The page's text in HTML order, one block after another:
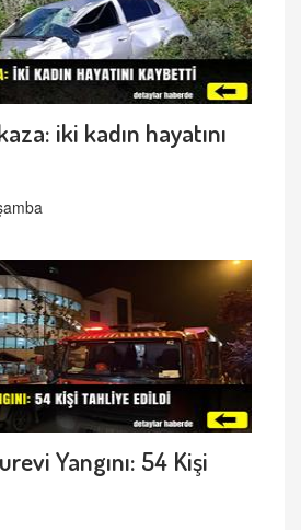
iki kadın hayatını
Yangını: 54 Kişi